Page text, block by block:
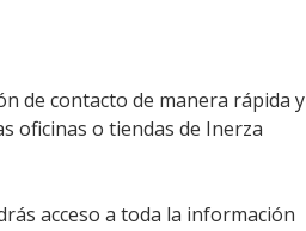
de contacto de manera rápida y
oficinas o tiendas de Inerza
acceso a toda la información